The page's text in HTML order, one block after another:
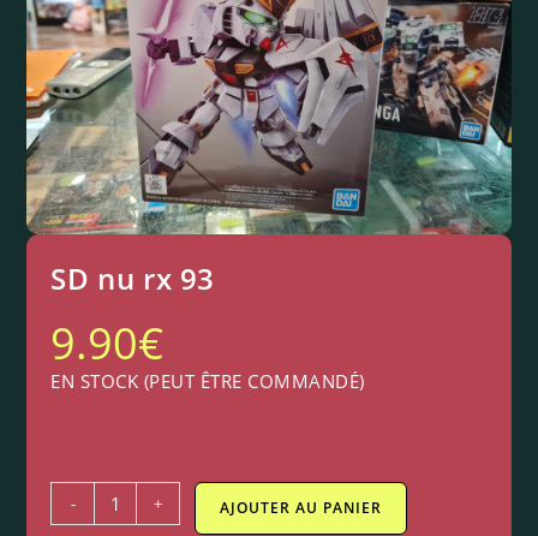
SD nu rx 93
9.90€
EN STOCK (PEUT ÊTRE COMMANDÉ)
- + AJOUTER AU PANIER